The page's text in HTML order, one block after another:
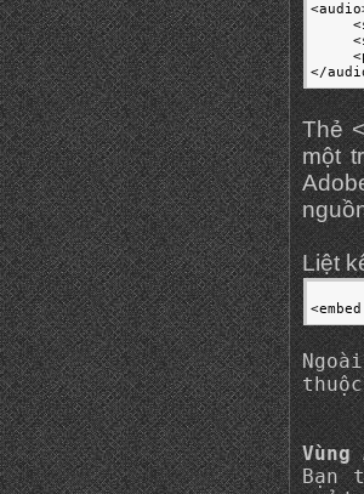
</
Thẻ
một
Liệt
Vùng
Bạn